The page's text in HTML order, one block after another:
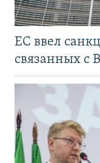
ЕС ввел
связанных с